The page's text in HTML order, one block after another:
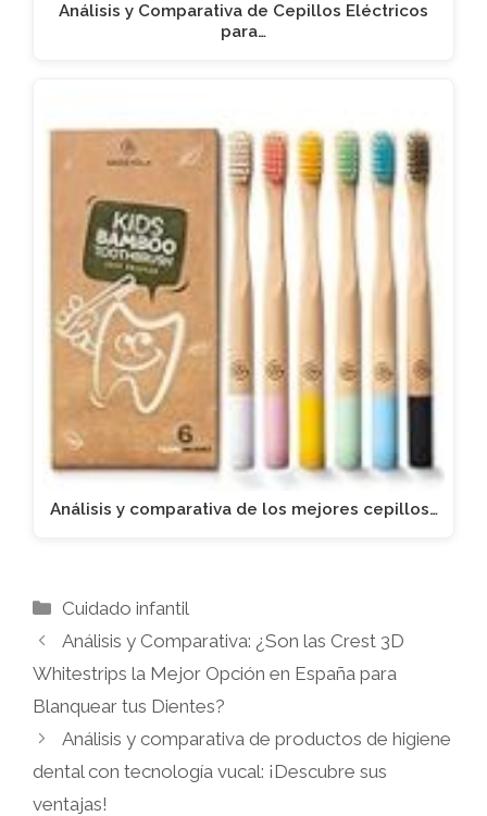
Análisis y Comparativa de Cepillos Eléctricos
para…
Análisis y comparativa de los mejores cepillos…
Categorías
Cuidado infantil
Análisis y Comparativa: ¿Son las Crest 3D
Whitestrips la Mejor Opción en España para
Blanquear tus Dientes?
Análisis y comparativa de productos de higiene
dental con tecnología vucal: ¡Descubre sus
ventajas!